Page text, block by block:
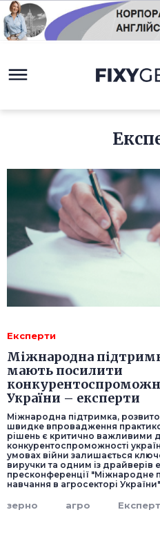
Експерти
Міжнародна
мають посилити
України – експерти
Міжнародна підтримка,
швидке впровадження
рішень є критично важливими
конкурентоспроможності
умовах війни залишається
виручки та одним із драйверів
пресконференції "Міжнародне
навчання в агросекторі
зерно агро